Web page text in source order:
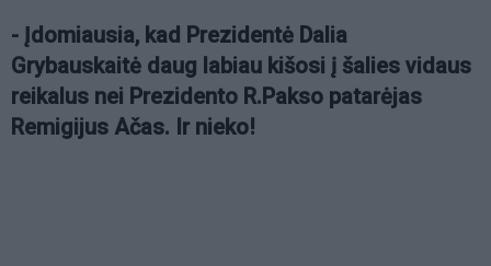
- Įdomiausia, kad Prezidentė Dalia
Grybauskaitė daug labiau kišosi į šalies vidaus
reikalus nei Prezidento R.Pakso patarėjas
Remigijus Ačas. Ir nieko!